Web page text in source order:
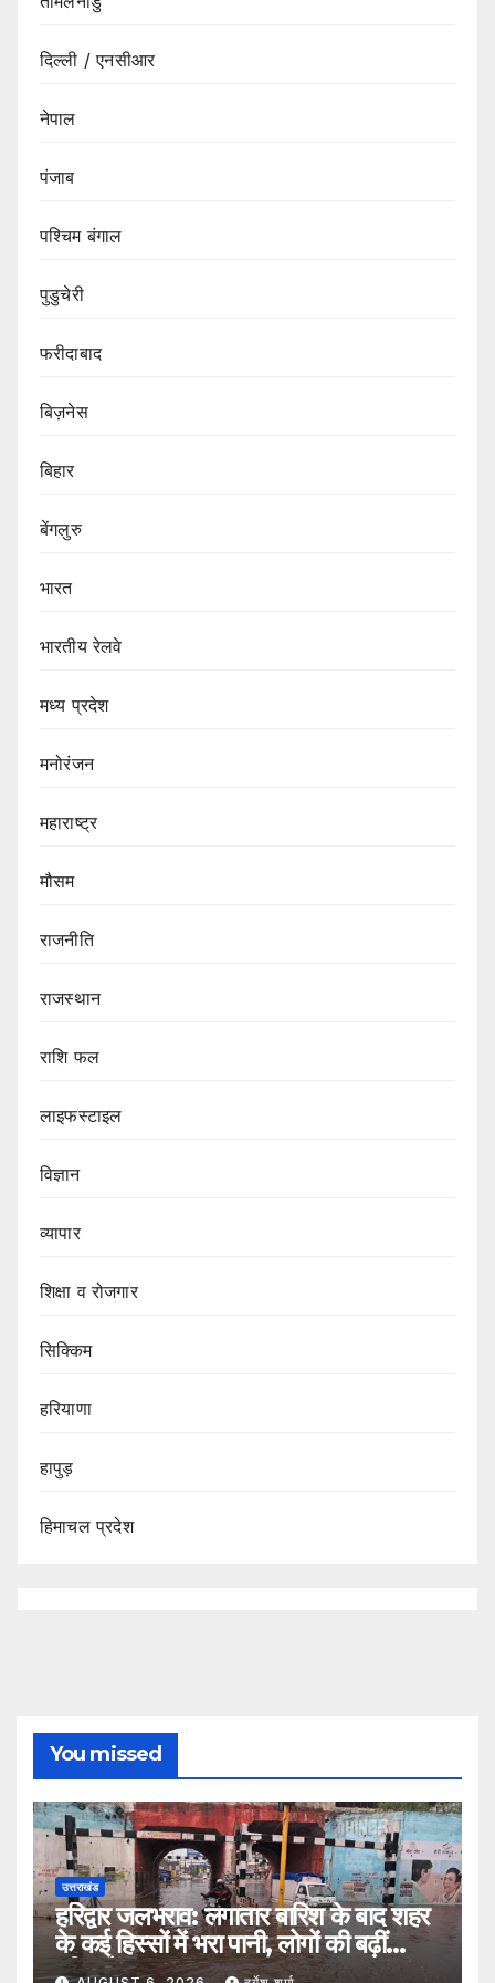
दिल्ली / एनसीआर
नेपाल
पंजाब
पश्चिम बंगाल
पुडुचेरी
फरीदाबाद
बिज़नेस
बिहार
बेंगलुरु
भारत
भारतीय रेलवे
मध्य प्रदेश
मनोरंजन
महाराष्ट्र
मौसम
राजनीति
राजस्थान
राशि फल
लाइफस्टाइल
विज्ञान
व्यापार
शिक्षा व रोजगार
सिक्किम
हरियाणा
हापुड़
हिमाचल प्रदेश
You missed
उत्तराखंड
हरिद्वार जलभराव: लगातार बारिश के बाद शहर
के कई हिस्सों में भरा पानी, लोगों की बढ़ीं
मुश्किलें